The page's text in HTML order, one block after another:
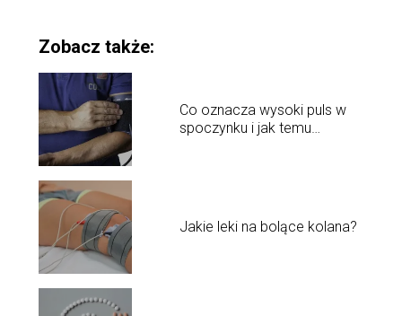
Zobacz także:
Co oznacza wysoki puls w
spoczynku i jak temu
Jakie leki na bolące kolana?